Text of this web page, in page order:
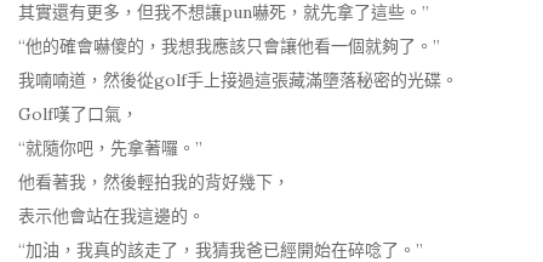
其實還有更多，但我不想讓pun嚇死，就先拿了這些。”
“他的確會嚇傻的，我想我應該只會讓他看一個就夠了。”
我喃喃道，然後從golf手上接過這張藏滿墮落秘密的光碟。
Golf嘆了口氣，
“就隨你吧，先拿著囉。”
他看著我，然後輕拍我的背好幾下，
表示他會站在我這邊的。
“加油，我真的該走了，我猜我爸已經開始在碎唸了。”